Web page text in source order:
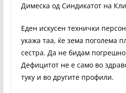
Димеска од Синдикатот на
Еден искусен технички
укажа таа, ќе зема поголема
сестра. Да не бидам
Дефицитот не е само во
туку и во другите профили.